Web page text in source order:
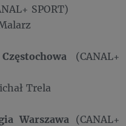
SPORT)
(CANAL+
Trela
Warszawa (CANAL+